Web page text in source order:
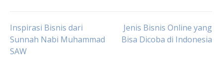
Post
navigation
Inspirasi Bisnis dari
Sunnah Nabi Muhammad
SAW
Jenis Bisnis Online yang
Bisa Dicoba di Indonesia